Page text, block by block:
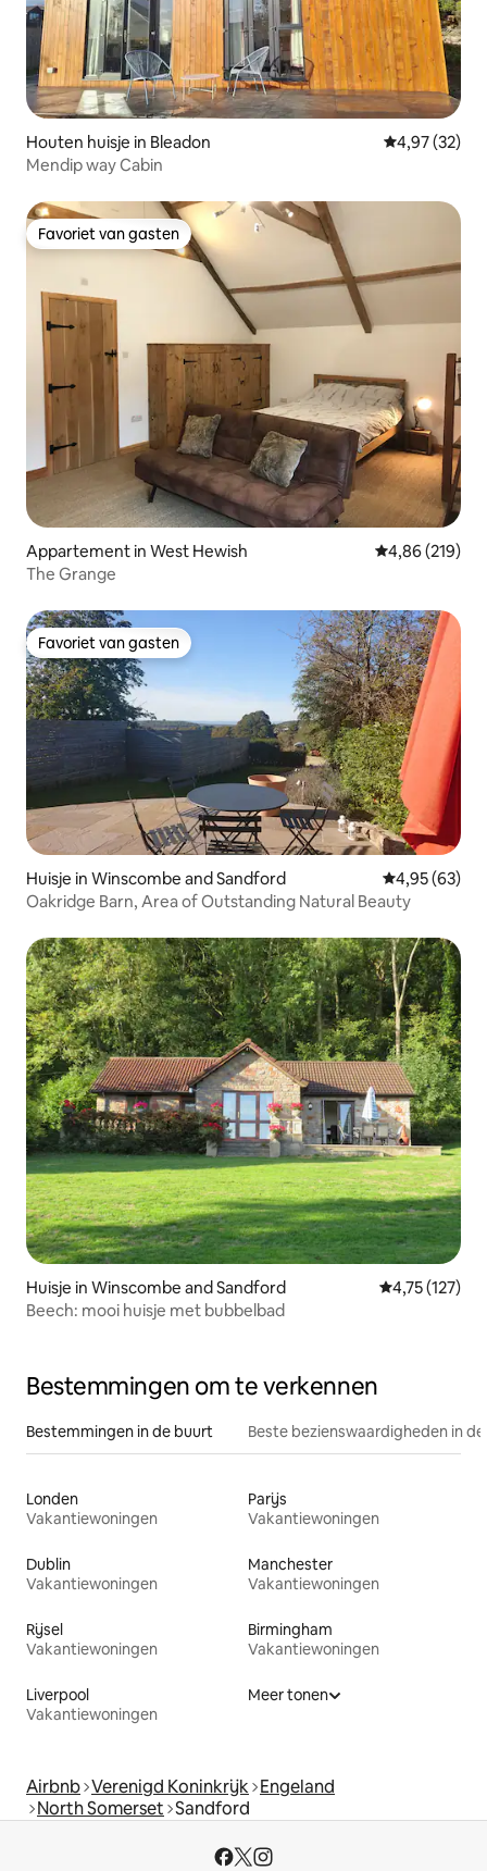
Houten huisje in Bleadon Gemiddelde
4,97 (32)
Mendip way Cabin
Favoriet van gasten
Favoriet van gasten
Appartement in West Hewish Gemiddelde
4,86 (219)
The Grange
Favoriet van gasten
Favoriet van gasten
Huisje in Winscombe and Sandford Gemiddelde
4,95 (63)
Oakridge Barn, Area of Outstanding Natural Beauty
Huisje in Winscombe and Sandford Gemiddelde
4,75 (127)
Beech: mooi huisje met bubbelbad
Bestemmingen om te verkennen
Bestemmingen in de buurt Beste bezienswaardigheden in
Londen
Vakantiewoningen
Parijs
Vakantiewoningen
Dublin
Vakantiewoningen
Manchester
Vakantiewoningen
Rijsel
Vakantiewoningen
Birmingham
Vakantiewoningen
Liverpool
Vakantiewoningen
Meer tonen
Airbnb Verenigd Koninkrijk Engeland
North Somerset Sandford